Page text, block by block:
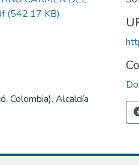
(542.17 KB)
Colombia). Alcaldía